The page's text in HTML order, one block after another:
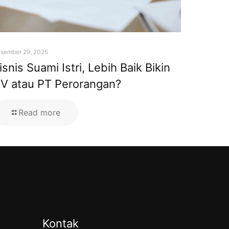
29, 2025
Suami Istri, Lebih Baik Bikin
atau PT Perorangan?
Read more
Kontak